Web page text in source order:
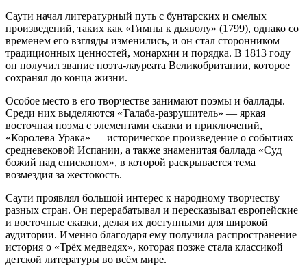
Саути начал литературный путь с бунтарских и смелых
произведений, таких как «Гимны к дьяволу» (1799), однако со
временем его взгляды изменились, и он стал сторонником
традиционных ценностей, монархии и порядка. В 1813 году
он получил звание поэта-лауреата Великобритании, которое
сохранял до конца жизни.
Особое место в его творчестве занимают поэмы и баллады.
Среди них выделяются «Талаба-разрушитель» — яркая
восточная поэма с элементами сказки и приключений,
«Королева Урака» — историческое произведение о событиях
средневековой Испании, а также знаменитая баллада «Суд
божий над епископом», в которой раскрывается тема
возмездия за жестокость.
Саути проявлял большой интерес к народному творчеству
разных стран. Он перерабатывал и пересказывал европейские
и восточные сказки, делая их доступными для широкой
аудитории. Именно благодаря ему получила распространение
история о «Трёх медведях», которая позже стала классикой
детской литературы во всём мире.